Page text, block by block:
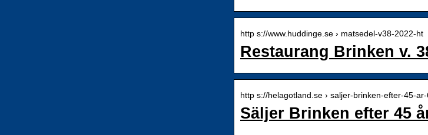
http s://www.huddinge.se › matsedel-v38-2022-ht
Restaurang Brinken v.
http s://helagotland.se › saljer-brinken-efter-45-
Säljer Brinken efter 45